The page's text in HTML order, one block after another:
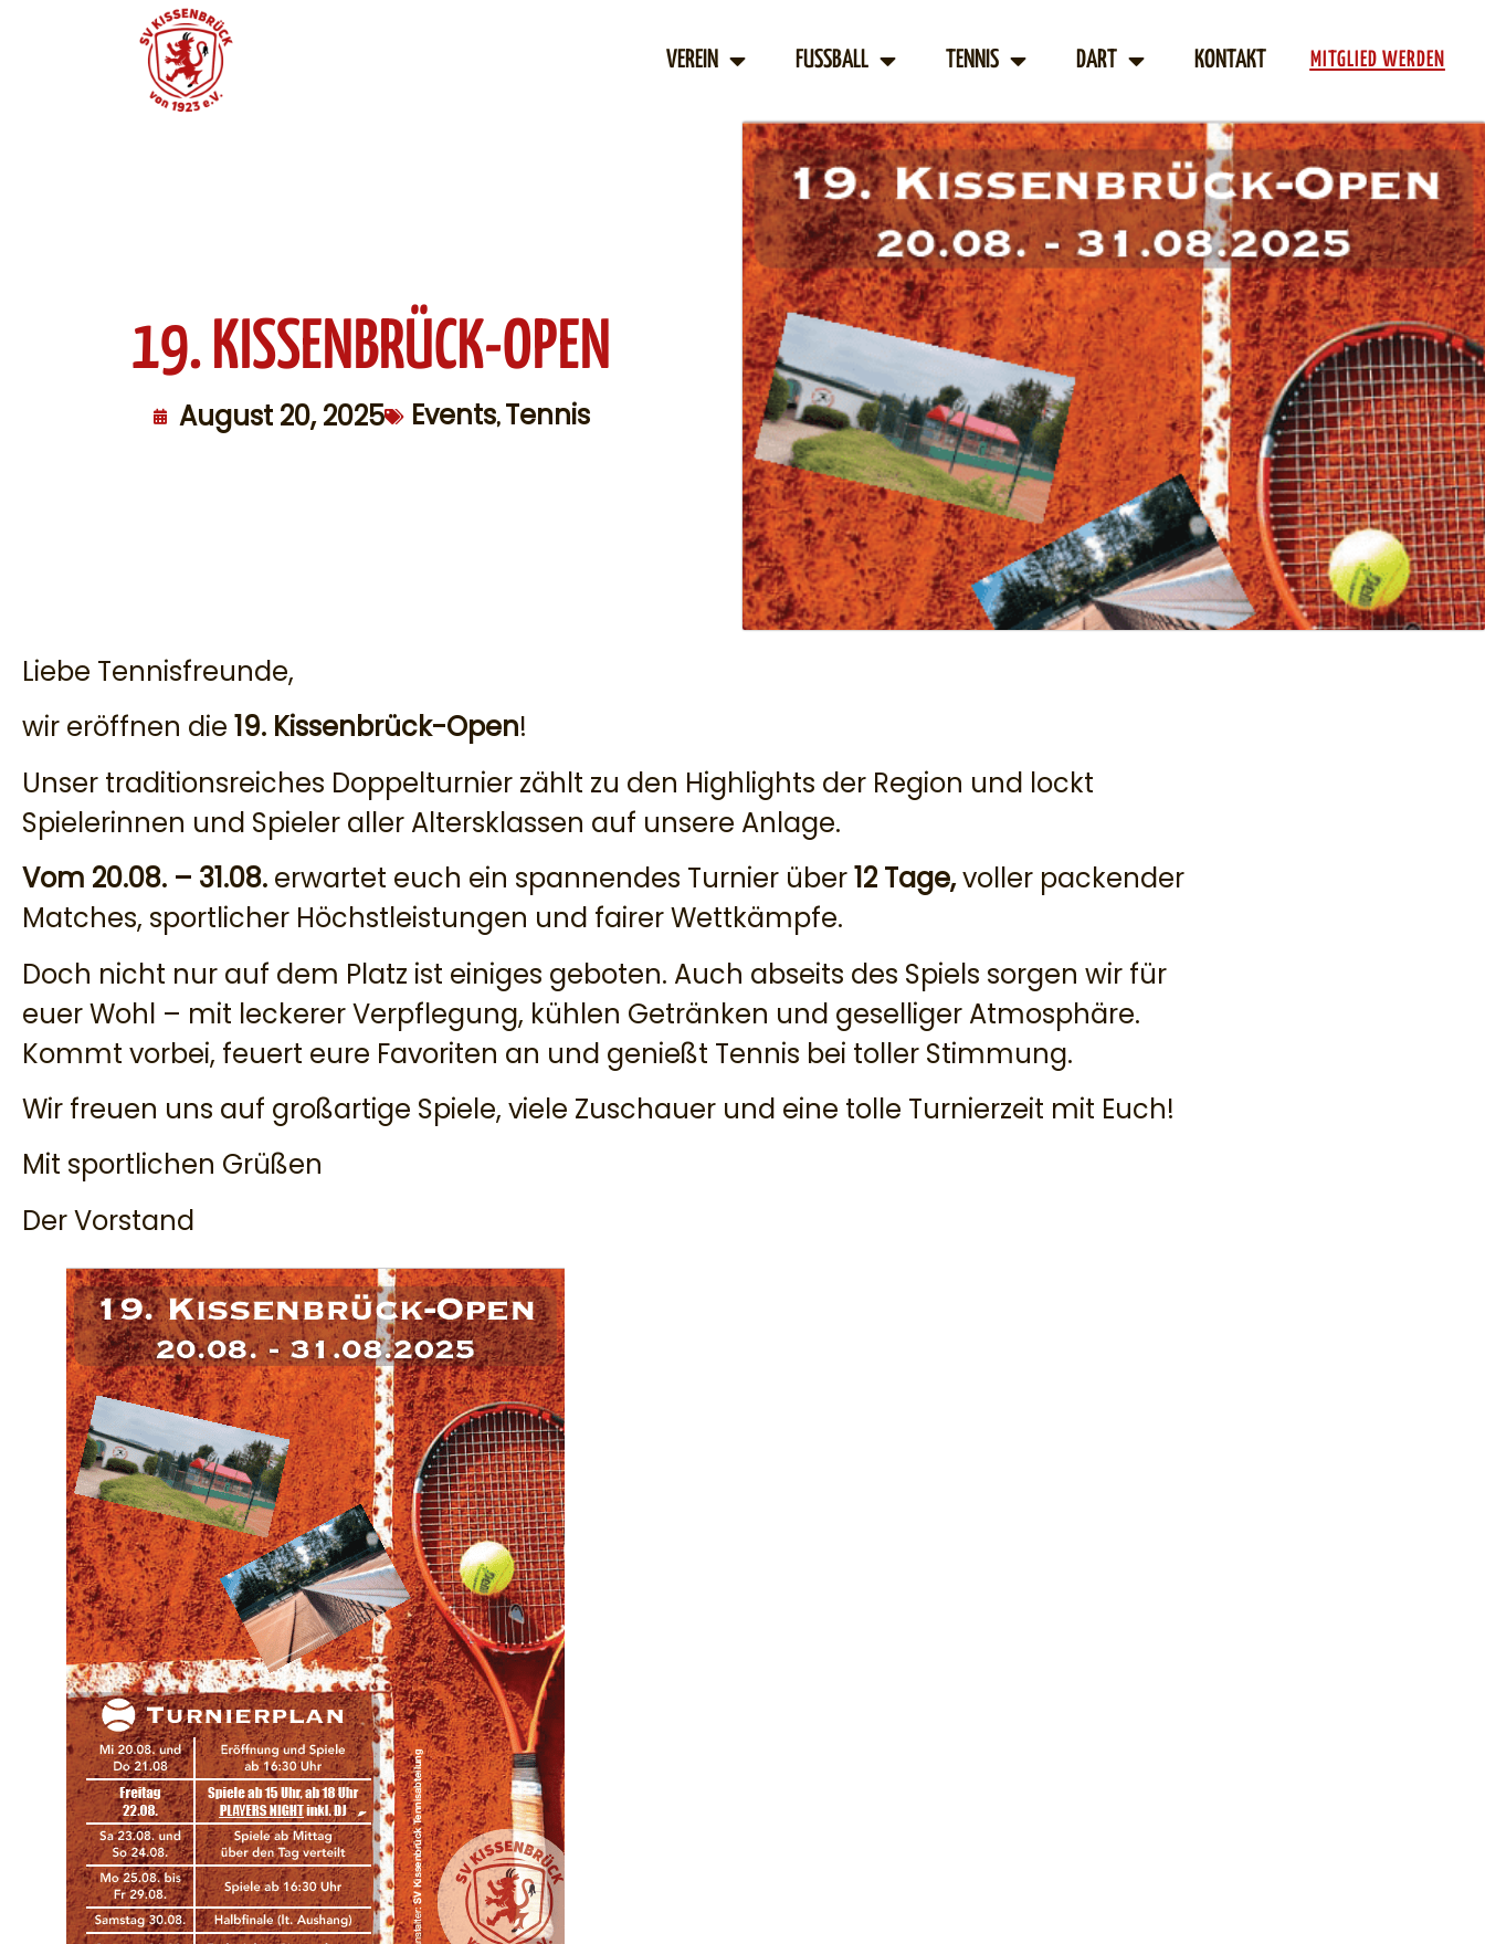
VEREIN FUSSBALL TENNIS DART KONTAKT MITGLIED WERDEN
19. KISSENBRÜCK-OPEN
August 20, 2025 Events, Tennis
Liebe Tennisfreunde,
wir eröffnen die 19. Kissenbrück-Open!
Unser traditionsreiches Doppelturnier zählt zu den Highlights der Region und lockt
Spielerinnen und Spieler aller Altersklassen auf unsere Anlage.
Vom 20.08. – 31.08. erwartet euch ein spannendes Turnier über12 Tage,voller packender
Matches, sportlicher Höchstleistungen und fairer Wettkämpfe.
Doch nicht nur auf dem Platz ist einiges geboten. Auch abseits des Spiels sorgen wir für
euer Wohl – mit leckerer Verpflegung, kühlen Getränken und geselliger Atmosphäre.
Kommt vorbei, feuert eure Favoriten an und genießt Tennis bei toller Stimmung.
Wir freuen uns auf großartige Spiele, viele Zuschauer und eine tolle Turnierzeit mit Euch!
Mit sportlichen Grüßen
Der Vorstand